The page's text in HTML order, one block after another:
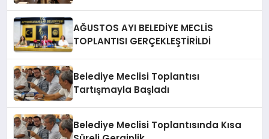
AĞUSTOS AYI BELEDİYE MECLİS
TOPLANTISI GERÇEKLEŞTİRİLDİ
Belediye Meclisi Toplantısı
Tartışmayla Başladı
Belediye Meclisi Toplantısında Kısa